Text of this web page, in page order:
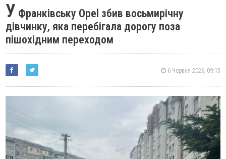
У Франківську Opel збив восьмирічну
дівчинку, яка перебігала дорогу поза
пішохідним переходом
6 Червня 2026, 09:15